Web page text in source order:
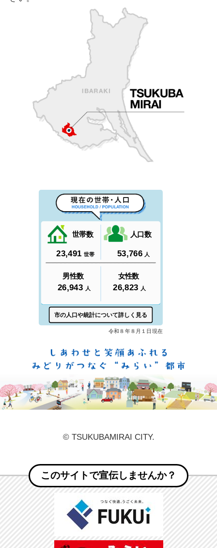
© TSUKUBAMIRAI CITY.
このサイトで宣伝しませんか？